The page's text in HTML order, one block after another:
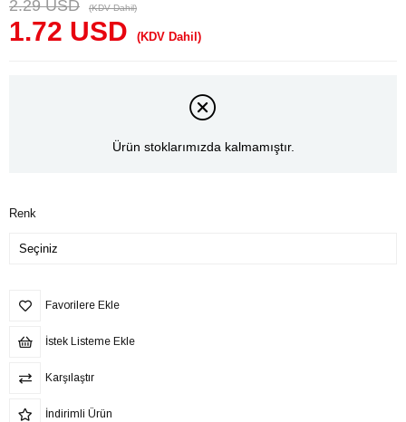
2.29 USD (KDV Dahil)
1.72 USD (KDV Dahil)
Ürün stoklarımızda kalmamıştır.
Renk
Favorilere Ekle
İstek Listeme Ekle
Karşılaştır
İndirimli Ürün